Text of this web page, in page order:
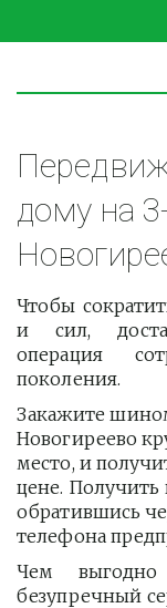
дому на
Чтобы
и сил,
операция
поколения.
Закажите
Новогиреево
место, и
цене. Получить
обратившись
телефона
Чем выгодно
безупречный